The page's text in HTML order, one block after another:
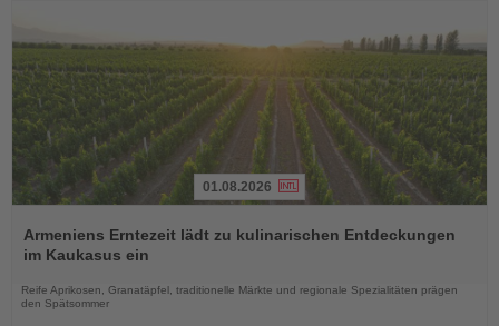
Sie
die
01.08.2026
Armeniens Erntezeit lädt zu kulinarischen Entdeckungen
im Kaukasus ein
Reife Aprikosen, Granatäpfel, traditionelle Märkte und regionale Spezialitäten prägen
den Spätsommer